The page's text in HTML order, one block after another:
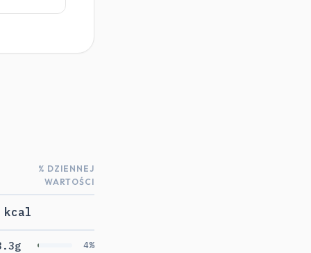
% DZIENNEJ
WARTOŚCI
kcal
4%